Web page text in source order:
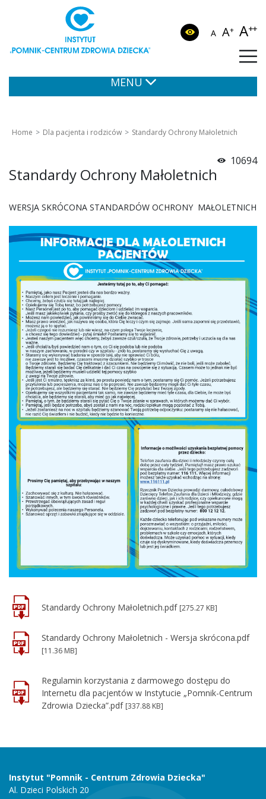
A A+ A++
MENU
Home Dla pacjenta i rodziców Standardy Ochrony Małoletnich
10694
Standardy Ochrony Małoletnich
WERSJA SKRÓCONA STANDARDÓW OCHRONY MAŁOLETNICH
Standardy Ochrony Małoletnich.pdf [275.27 KB]
Standardy Ochrony Małoletnich - Wersja skrócona.pdf
[11.36 MB]
Regulamin korzystania z darmowego dostępu do
Internetu dla pacjentów w Instytucie „Pomnik-Centrum
Zdrowia Dziecka”.pdf [337.88 KB]
Instytut "Pomnik - Centrum Zdrowia Dziecka"
Al. Dzieci Polskich 20